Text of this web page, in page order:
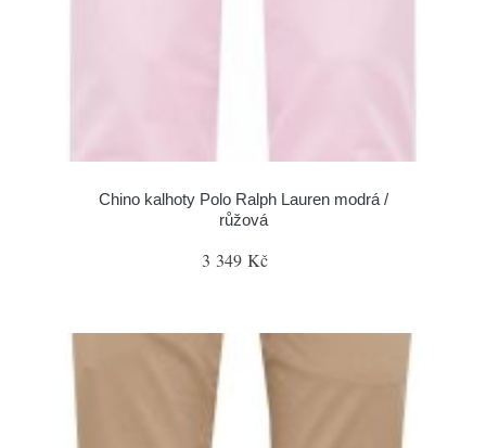
Chino kalhoty Polo Ralph Lauren modrá /
růžová
3 349 Kč